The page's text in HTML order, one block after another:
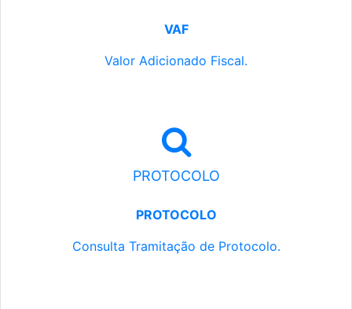
VAF
Valor Adicionado Fiscal.
PROTOCOLO
PROTOCOLO
Consulta Tramitação de Protocolo.